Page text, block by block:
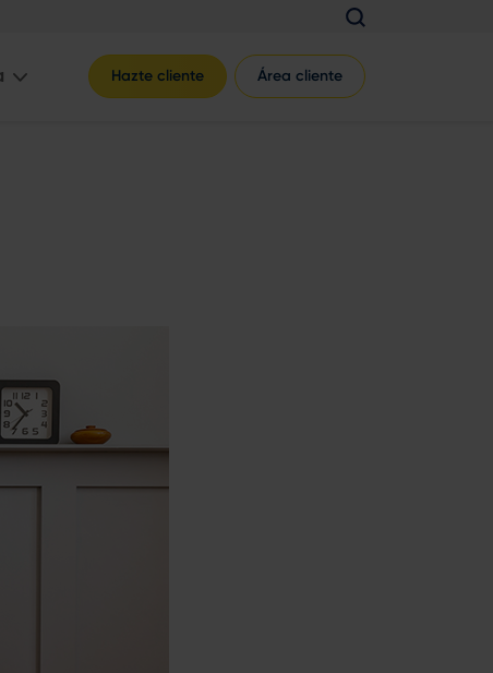
Hazte cliente Área cliente